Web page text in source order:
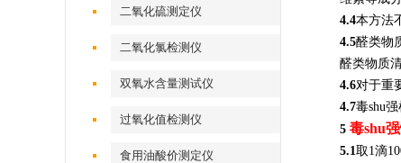
二氧化硫测定仪
二氧化氯检测仪
双氧水含量测试仪
过氧化值检测仪
食用油酸价测定仪
4.4本方法
4.5醛类物
醛类物质
4.6对于重
4.7毒shu
5 毒shu
5.1取1滴10